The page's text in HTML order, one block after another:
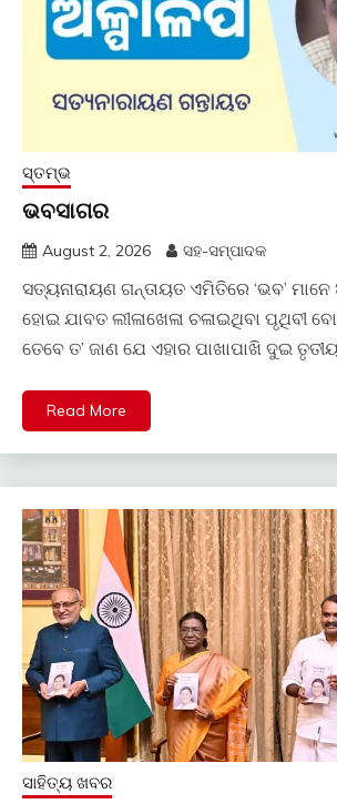
ସ୍ତମ୍ଭ
ଭବସାଗର
August 2, 2026 ସହ-ସମ୍ପାଦକ
ସତ୍ୟନାରାୟଣ ଗନ୍ତାୟତ ଏମିତିରେ ‘ଭବ’
ହୋଇ ଯାବତ ଲୀଳାଖେଳା ଚଳାଇଥିବା ପୃଥିବୀ
ତେବେ ତ’ ଜାଣ ଯେ ଏହାର ପାଖାପାଖି ଦୁଇ
Read More
ସାହିତ୍ୟ ଖବର